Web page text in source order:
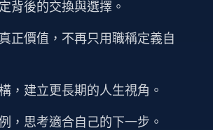
背後的交換與選擇。
正價值，不再只用職稱定義自
，建立更長期的人生視角。
，思考適合自己的下一步。